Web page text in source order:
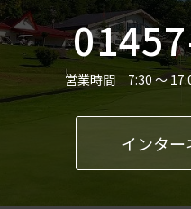
営業時間 7:30 ～
インタ